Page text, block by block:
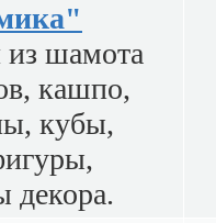
из шамота
кашпо,
кубы,
декора.